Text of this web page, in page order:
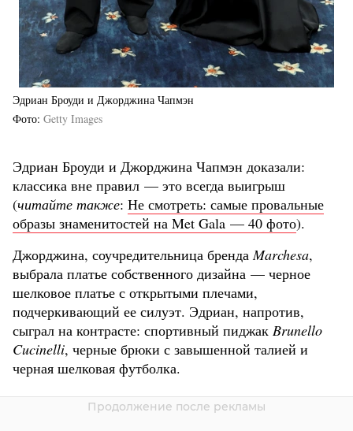
Эдриан Броуди и Джорджина Чапмэн
Фото Getty Images
Эдриан Броуди и Джорджина Чапмэн доказали:
классика вне правил — это всегда выигрыш
(читайте также: Не смотреть: самые провальные
образы знаменитостей на Met Gala — 40 фото).
Джорджина, соучредительница брендаMarchesa,
выбрала платье собственного дизайна — черное
шелковое платье с открытыми плечами,
подчеркивающий ее силуэт. Эдриан, напротив,
сыграл на контрасте: спортивный пиджак Brunello
Cucinelli, черные брюки с завышенной талией и
черная шелковая футболка.